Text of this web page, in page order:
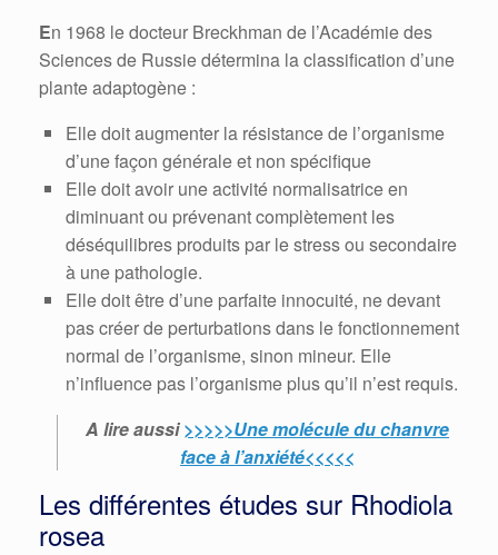
En 1968 le docteur Breckhman de l’Académie des
Sciences de Russie détermina la classification d’une
plante adaptogène :
Elle doit augmenter la résistance de l’organisme
d’une façon générale et non spécifique
Elle doit avoir une activité normalisatrice en
diminuant ou prévenant complètement les
déséquilibres produits par le stress ou secondaire
à une pathologie.
Elle doit être d’une parfaite innocuité, ne devant
pas créer de perturbations dans le fonctionnement
normal de l’organisme, sinon mineur. Elle
n’influence pas l’organisme plus qu’il n’est requis.
A lire aussi >>>>>Une molécule du chanvre
face à l’anxiété<<<<<
Les différentes études sur Rhodiola
rosea